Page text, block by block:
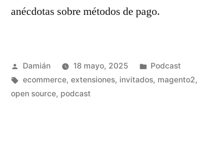
anécdotas sobre métodos de pago.
Publicado
por
Damián 18 mayo, 2025
Publicado
en
Podcast
Etiquetas:
ecommerce, extensiones, invitados, magento2,
open source, podcast